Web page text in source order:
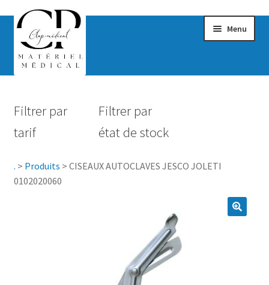
Menu
Hygiène
Filtrer par
tarif
Filtrer par
état de stock
. > Produits > CISEAUX AUTOCLAVES JESCO JOLETI
0102020060